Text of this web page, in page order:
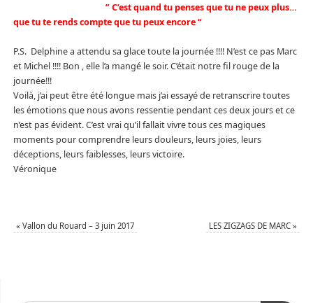
” C’est quand tu penses que tu ne peux plus…
que tu te rends compte que tu peux encore “
P.S. Delphine a attendu sa glace toute la journée !!!! N’est ce pas Marc
et Michel !!!! Bon , elle l’a mangé le soir. C’était notre fil rouge de la
journée!!!
Voilà, j’ai peut être été longue mais j’ai essayé de retranscrire toutes
les émotions que nous avons ressentie pendant ces deux jours et ce
n’est pas évident. C’est vrai qu’il fallait vivre tous ces magiques
moments pour comprendre leurs douleurs, leurs joies, leurs
déceptions, leurs faiblesses, leurs victoire.
Véronique
« Vallon du Rouard – 3 juin 2017 LES ZIGZAGS DE MARC»